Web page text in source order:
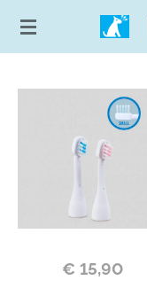
Ga
direct
€ 15,90